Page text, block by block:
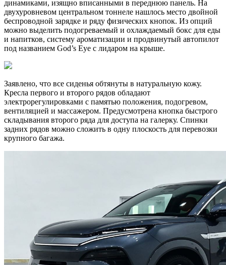
динамиками, изящно вписанными в переднюю панель. На
двухуровневом центральном тоннеле нашлось место двойной
беспроводной зарядке и ряду физических кнопок. Из опций
можно выделить подогреваемый и охлаждаемый бокс для еды
и напитков, систему ароматизации и продвинутый автопилот
под названием God’s Eye с лидаром на крыше.
Заявлено, что все сиденья обтянуты в натуральную кожу.
Кресла первого и второго рядов обладают
электрорегулировками с памятью положения, подогревом,
вентиляцией и массажером. Предусмотрена кнопка быстрого
складывания второго ряда для доступа на галерку. Спинки
задних рядов можно сложить в одну плоскость для перевозки
крупного багажа.